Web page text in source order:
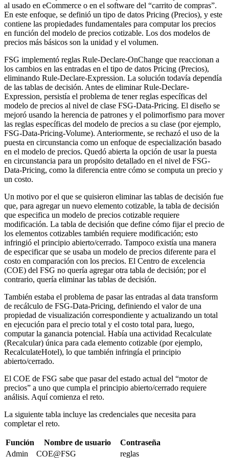
al usado en eCommerce o en el software del “carrito de compras”.
En este enfoque, se definió un tipo de datos Pricing (Precios), y este
contiene las propiedades fundamentales para computar los precios
en función del modelo de precios cotizable. Los dos modelos de
precios más básicos son la unidad y el volumen.
FSG implementó reglas Rule-Declare-OnChange que reaccionan a
los cambios en las entradas en el tipo de datos Pricing (Precios),
eliminando Rule-Declare-Expression. La solución todavía dependía
de las tablas de decisión. Antes de eliminarRule-Declare-
Expression, persistía el problema de tener reglas específicas del
modelo de precios al nivel de clase FSG-Data-Pricing. El diseño se
mejoró usando la herencia de patrones y el polimorfismo para mover
las reglas específicas del modelo de precios a su clase (por ejemplo,
FSG-Data-Pricing-Volume). Anteriormente, se rechazó el uso de la
puesta en circunstancia como un enfoque de especialización basado
en el modelo de precios. Quedó abierta la opción de usar la puesta
en circunstancia para un propósito detallado en el nivel de FSG-
Data-Pricing, como la diferencia entre cómo se computa un precio y
un costo.
Un motivo por el que se quisieron eliminar las tablas de decisión fue
que, para agregar un nuevo elemento cotizable, la tabla de decisión
que especifica un modelo de precios cotizable requiere
modificación. La tabla de decisión que define cómo fijar el precio de
los elementos cotizables también requiere modificación; esto
infringió el principio abierto/cerrado. Tampoco existía una manera
de especificar que se usaba un modelo de precios diferente para el
costo en comparación con los precios. El Centro de excelencia
(COE) del FSG no quería agregar otra tabla de decisión; por el
contrario, quería eliminar las tablas de decisión.
También estaba el problema de pasar las entradas al data transform
de recálculo de FSG-Data-Pricing, definiendo el valor de una
propiedad de visualización correspondiente y actualizando un total
en ejecución para el precio total y el costo total para, luego,
computar la ganancia potencial. Había una actividad Recalculate
(Recalcular) única para cada elemento cotizable (por ejemplo,
RecalculateHotel), lo que también infringía el principio
abierto/cerrado.
El COE de FSG sabe que pasar del estado actual del “motor de
precios” a uno que cumpla el principio abierto/cerrado requiere
análisis. Aquí comienza el reto.
La siguiente tabla incluye las credenciales que necesita para
completar el reto.
Función Nombre de usuario
Contraseña
Admin
COE@FSG reglas